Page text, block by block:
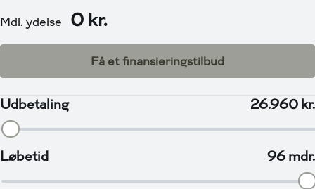
alt vigtig information, Touchskræm med indbygget
navigation, Apple Carplay & Android Auto, LED kørelys
for- og Baglygter, bakkamera m. Parkeringssensor
bagved, 17” Originale Alufælge, 1 Zonet klimaanlæg,
Bluetooth, DAB radio, Digital instrumentering, El-
håndbremse, Elruder for, El-spejle, Fartbegrænser,
Fartpilot adaptiv, Fjernbetjent centrallås, Håndfri
telefon, Klimaanlæg, Kørecomputer, Læderrat,
Multifunktionsrat, Musikstreaming via bluetooth,
Nøglefri start, Sædevarme for, USB-C stik, Tonede
ruder, Bagagerumsdækken, Justerbart rat, Kopholder,